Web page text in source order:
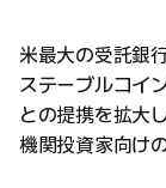
米最大の受託銀
ステーブルコイ
との提携を拡大し
機関投資家向け